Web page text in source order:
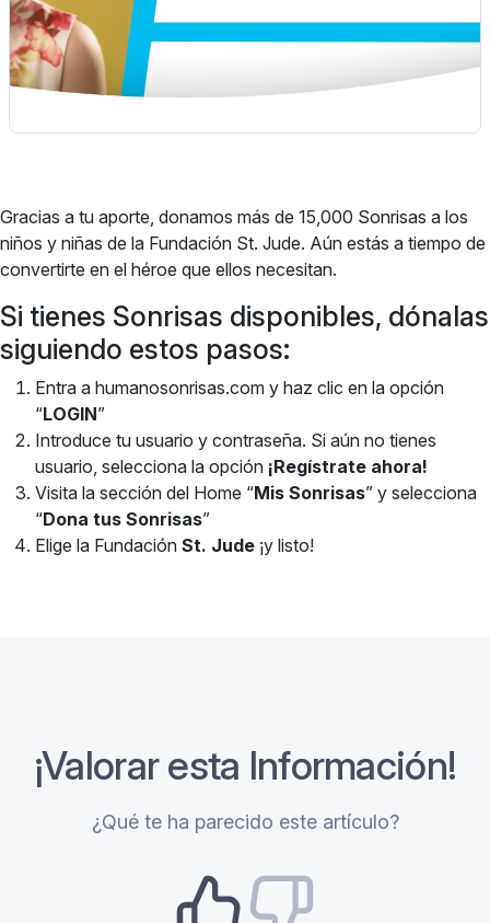
Gracias a tu aporte, donamos más de 15,000 Sonrisas a los
niños y niñas de la Fundación St. Jude. Aún estás a tiempo de
convertirte en el héroe que ellos necesitan.
Si tienes Sonrisas disponibles, dónalas
siguiendo estos pasos:
Entra a humanosonrisas.com y haz clic en la opción
“LOGIN”
Introduce tu usuario y contraseña. Si aún no tienes
usuario, selecciona la opción ¡Regístrate ahora!
Visita la sección del Home “Mis Sonrisas” y selecciona
“Dona tus Sonrisas”
Elige la Fundación St. Jude ¡y listo!
¡Valorar esta Información!
¿Qué te ha parecido este artículo?